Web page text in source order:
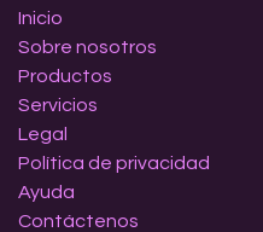
Inicio
Sobre nosotros
Productos
Servicios
Legal
Política de privacidad
Ayuda
Contáctenos